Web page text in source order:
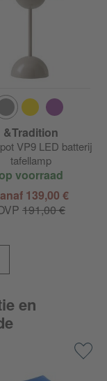
&Tradition
VP9 LED batterij
tafellamp
voorraad
139,00 €
191,00 €
en